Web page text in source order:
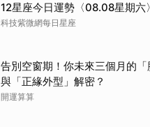
12星座今日運勢〈08.08星期六〉
科技紫微網每日星座
告別空窗期！你未來三個月的「
與「正緣外型」解密？
開運算算